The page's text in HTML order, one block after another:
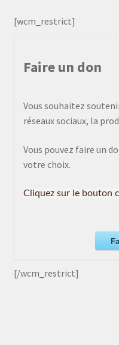
[wcm_restrict]
Faire un don
Vous souhaitez
réseaux sociaux, la
Vous pouvez faire un
votre choix.
Cliquez sur le bouton
[/wcm_restrict]